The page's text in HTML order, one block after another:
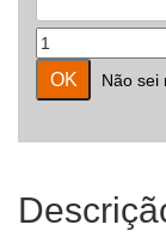
Não sei